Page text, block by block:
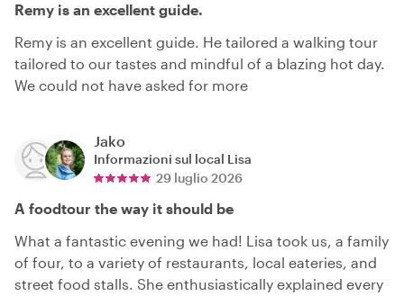
Remy is an excellent guide.
Remy is an excellent guide. He tailored a walking tour
tailored to our tastes and mindful of a blazing hot day.
We could not have asked for more
Jako
Informazioni sul local Lisa
29 luglio 2026
A foodtour the way it should be
What a fantastic evening we had! Lisa took us, a family
of four, to a variety of restaurants, local eateries, and
street food stalls. She enthusiastically explained every